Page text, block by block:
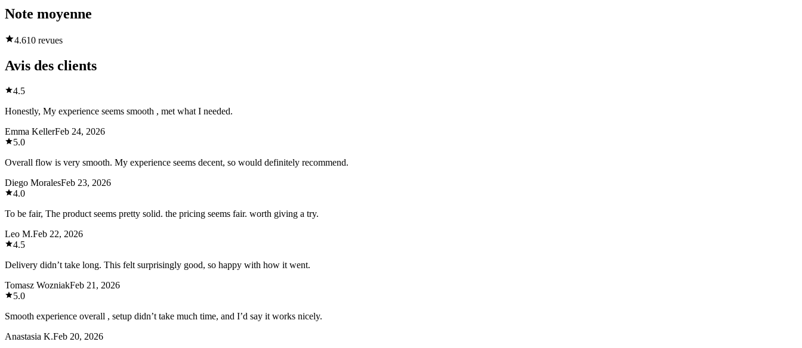
Note moyenne
4.610 revues
Avis des clients
4.5
Honestly, My experience seems smooth , met what I needed.
Emma KellerFeb 24, 2026
5.0
Overall flow is very smooth. My experience seems decent, so would definitely recommend.
Diego MoralesFeb 23, 2026
4.0
To be fair, The product seems pretty solid. the pricing seems fair. worth giving a try.
Leo M.Feb 22, 2026
4.5
Delivery didn’t take long. This felt surprisingly good, so happy with how it went.
Tomasz WozniakFeb 21, 2026
5.0
Smooth experience overall , setup didn’t take much time, and I’d say it works nicely.
Anastasia K.Feb 20, 2026